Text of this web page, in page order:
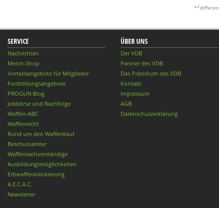
*2
SERVICE
Nachrichten
Merch-Shop
Vorteilsangebote für Mitglieder
Fortbildungsangebote
PROGUN Blog
Jobbörse und Nachfolge
Waffen-ABC
Waffenrecht
Rund um den Waffenkauf
Beschussämter
Waffensachverständige
Ausbildungsmöglichkeiten
Erbwaffenblockierung
A.E.C.A.C.
Newsletter
ÜBER UNS
Der VDB
Partner des VDB
Das Präsidium des VDB
Kontakt
Impressum
AGB
Datenschutzerklärung